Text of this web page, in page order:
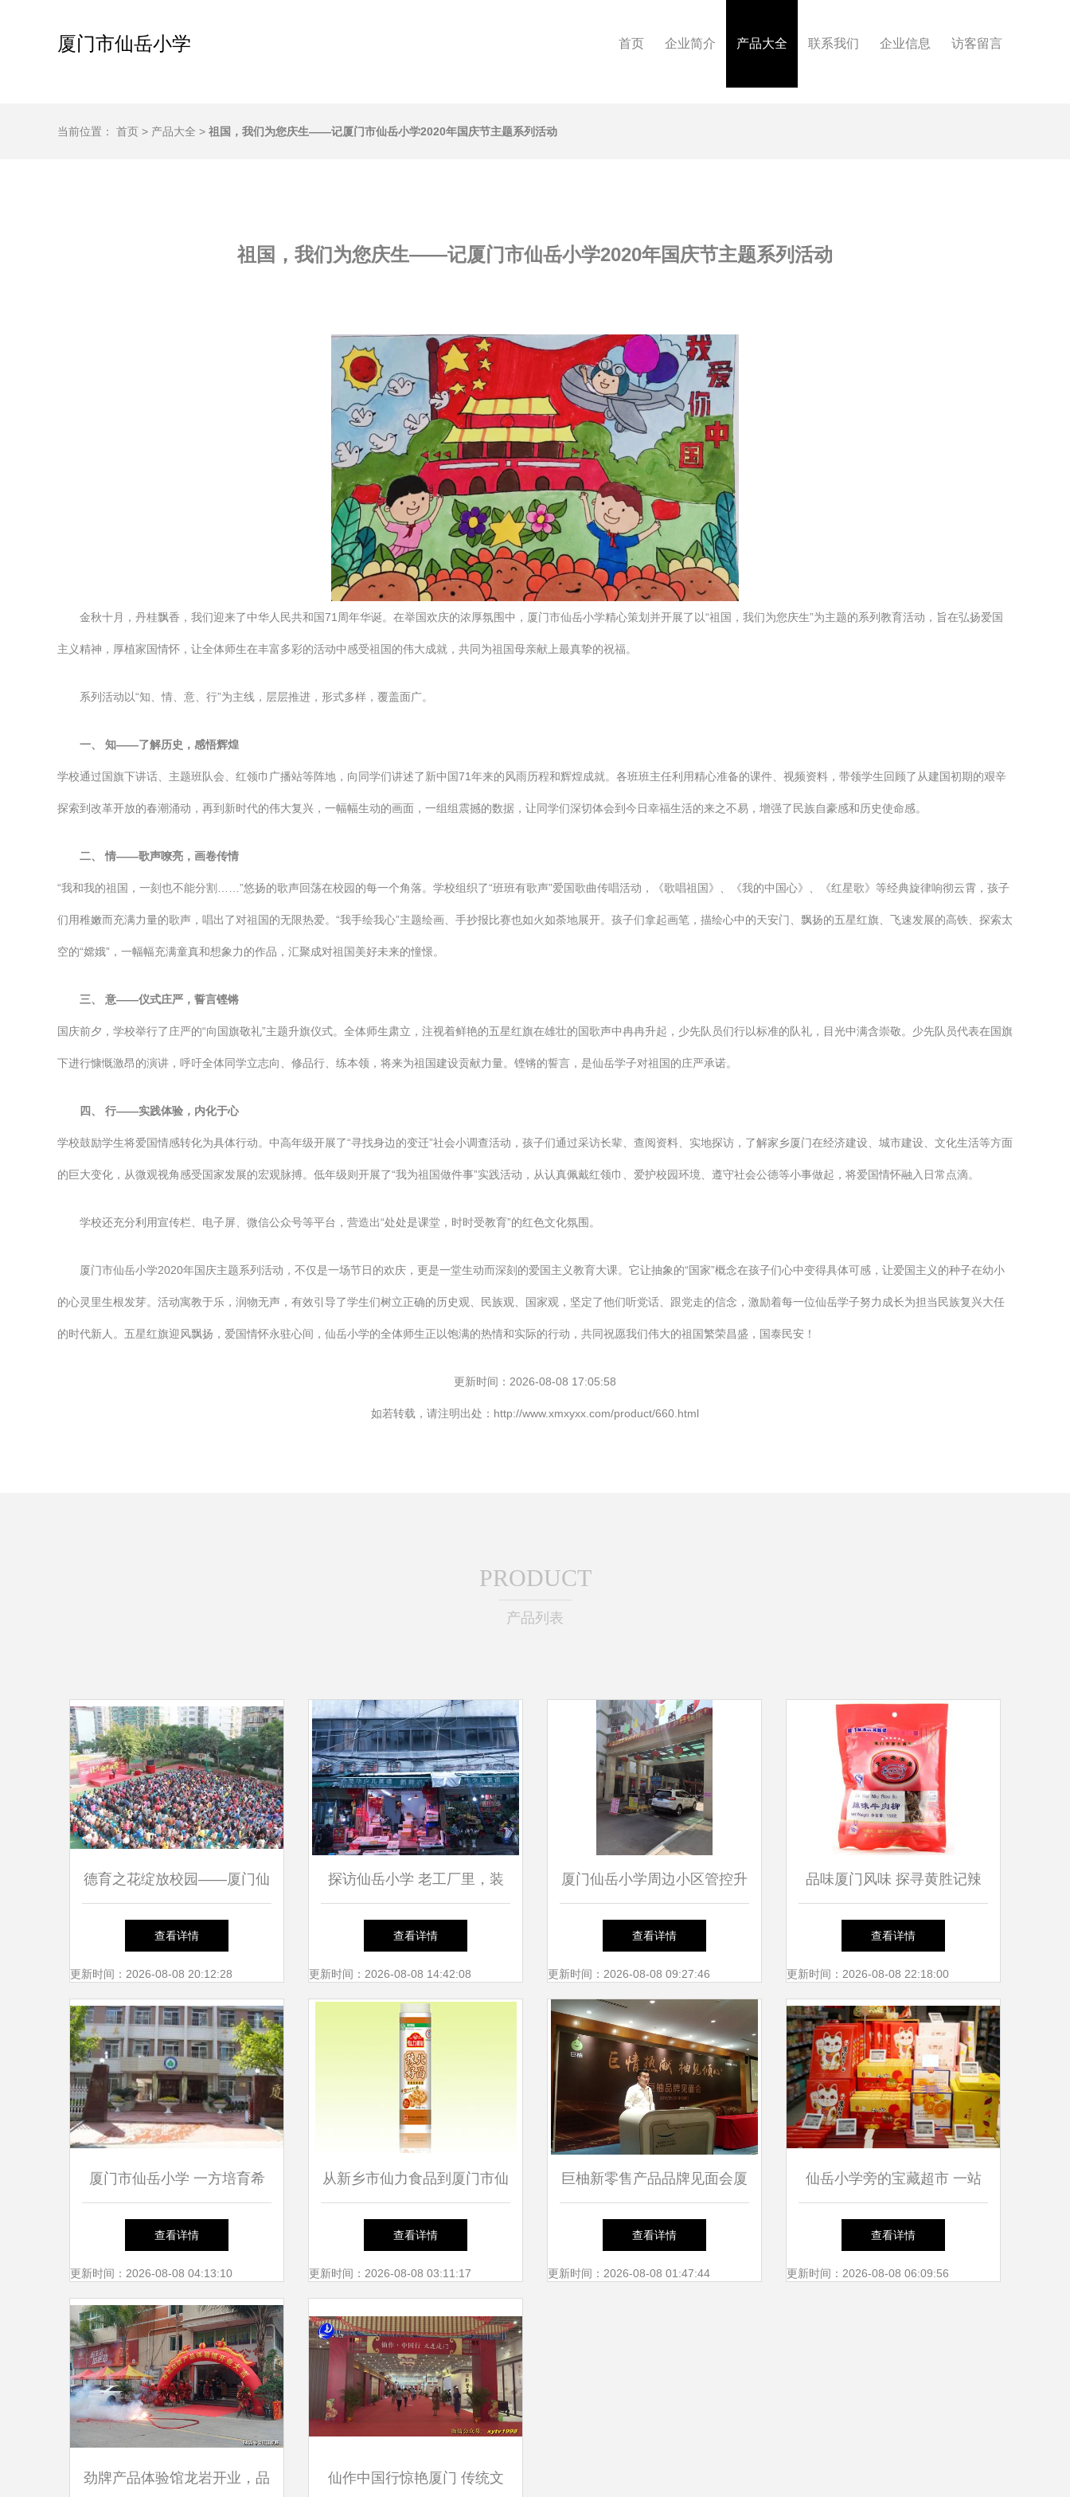
厦门市仙岳小学 首页 企业简介 产品大全 联系我们 企业信息 访客留言
当前位置： 首页 > 产品大全 > 祖国，我们为您庆生——记厦门市仙岳小学2020年国庆节主题系列活动
祖国，我们为您庆生——记厦门市仙岳小学2020年国庆节主题系列活动
金秋十月，丹桂飘香，我们迎来了中华人民共和国71周年华诞。在举国欢庆的浓厚氛围中，厦门市仙岳小学精心策划并开展了以“祖国，我们为您庆生”为主题的系列教育活动，旨在弘扬爱国
主义精神，厚植家国情怀，让全体师生在丰富多彩的活动中感受祖国的伟大成就，共同为祖国母亲献上最真挚的祝福。
系列活动以“知、情、意、行”为主线，层层推进，形式多样，覆盖面广。
一、 知——了解历史，感悟辉煌
学校通过国旗下讲话、主题班队会、红领巾广播站等阵地，向同学们讲述了新中国71年来的风雨历程和辉煌成就。各班班主任利用精心准备的课件、视频资料，带领学生回顾了从建国初期的艰辛
探索到改革开放的春潮涌动，再到新时代的伟大复兴，一幅幅生动的画面，一组组震撼的数据，让同学们深切体会到今日幸福生活的来之不易，增强了民族自豪感和历史使命感。
二、 情——歌声嘹亮，画卷传情
“我和我的祖国，一刻也不能分割……”悠扬的歌声回荡在校园的每一个角落。学校组织了“班班有歌声”爱国歌曲传唱活动，《歌唱祖国》、《我的中国心》、《红星歌》等经典旋律响彻云霄，孩子
们用稚嫩而充满力量的歌声，唱出了对祖国的无限热爱。“我手绘我心”主题绘画、手抄报比赛也如火如荼地展开。孩子们拿起画笔，描绘心中的天安门、飘扬的五星红旗、飞速发展的高铁、探索太
空的“嫦娥”，一幅幅充满童真和想象力的作品，汇聚成对祖国美好未来的憧憬。
三、 意——仪式庄严，誓言铿锵
国庆前夕，学校举行了庄严的“向国旗敬礼”主题升旗仪式。全体师生肃立，注视着鲜艳的五星红旗在雄壮的国歌声中冉冉升起，少先队员们行以标准的队礼，目光中满含崇敬。少先队员代表在国旗
下进行慷慨激昂的演讲，呼吁全体同学立志向、修品行、练本领，将来为祖国建设贡献力量。铿锵的誓言，是仙岳学子对祖国的庄严承诺。
四、 行——实践体验，内化于心
学校鼓励学生将爱国情感转化为具体行动。中高年级开展了“寻找身边的变迁”社会小调查活动，孩子们通过采访长辈、查阅资料、实地探访，了解家乡厦门在经济建设、城市建设、文化生活等方面
的巨大变化，从微观视角感受国家发展的宏观脉搏。低年级则开展了“我为祖国做件事”实践活动，从认真佩戴红领巾、爱护校园环境、遵守社会公德等小事做起，将爱国情怀融入日常点滴。
学校还充分利用宣传栏、电子屏、微信公众号等平台，营造出“处处是课堂，时时受教育”的红色文化氛围。
厦门市仙岳小学2020年国庆主题系列活动，不仅是一场节日的欢庆，更是一堂生动而深刻的爱国主义教育大课。它让抽象的“国家”概念在孩子们心中变得具体可感，让爱国主义的种子在幼小
的心灵里生根发芽。活动寓教于乐，润物无声，有效引导了学生们树立正确的历史观、民族观、国家观，坚定了他们听党话、跟党走的信念，激励着每一位仙岳学子努力成长为担当民族复兴大任
的时代新人。五星红旗迎风飘扬，爱国情怀永驻心间，仙岳小学的全体师生正以饱满的热情和实际的行动，共同祝愿我们伟大的祖国繁荣昌盛，国泰民安！
更新时间：2026-08-08 17:05:58
如若转载，请注明出处：http://www.xmxyxx.com/product/660.html
PRODUCT
产品列表
德育之花绽放校园——厦门仙
岳小学德育教育主题演讲侧记
查看详情
更新时间：2026-08-08 20:12:28
探访仙岳小学 老工厂里，装
满了另一种厦门
查看详情
更新时间：2026-08-08 14:42:08
厦门仙岳小学周边小区管控升
级，租户与外来人员暂禁进入
引关注
查看详情
更新时间：2026-08-08 09:27:46
品味厦门风味 探寻黄胜记辣
味牛肉柳的魅力
查看详情
更新时间：2026-08-08 22:18:00
厦门市仙岳小学 一方培育希
望的沃土
查看详情
更新时间：2026-08-08 04:13:10
从新乡市仙力食品到厦门市仙
岳小学 地域品牌与教育文化
的差异与联系
查看详情
更新时间：2026-08-08 03:11:17
巨柚新零售产品品牌见面会厦
门举行，仙岳小学成创新焦点
查看详情
更新时间：2026-08-08 01:47:44
仙岳小学旁的宝藏超市 一站
式采年货，网红零食进口水果
承包厦门人的新年
查看详情
更新时间：2026-08-08 06:09:56
劲牌产品体验馆龙岩开业，品 仙作中国行惊艳厦门 传统文